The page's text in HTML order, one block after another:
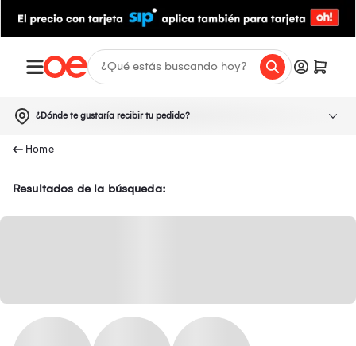
¿Dónde te gustaría recibir tu pedido?
Resultados de la búsqueda: